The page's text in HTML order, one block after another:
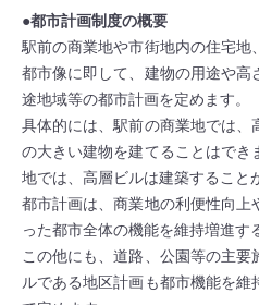
●都市計画制度の概要
駅前の商業地や市街地内の住宅
都市像に即して、建物の用途や高
途地域等の都市計画を定めます。
具体的には、駅前の商業地では
の大きい建物を建てることはで
地では、高層ビルは建築すること
都市計画は、商業地の利便性向
った都市全体の機能を維持増進す
この他にも、道路、公園等の主
ルである地区計画も都市機能を維